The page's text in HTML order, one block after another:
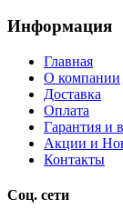
Информация
Главная
О компании
Доставка
Оплата
Гарантия и
Акции и
Контакты
Соц. сети